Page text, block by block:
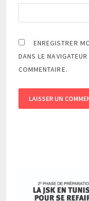
ENREGISTRER
DANS LE
COMMENTAIRE.